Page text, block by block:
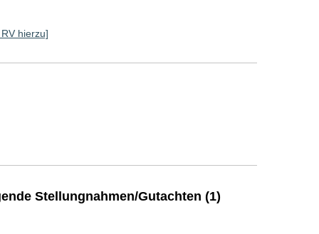
hierzu]
Stellungnahmen/Gutachten (1)